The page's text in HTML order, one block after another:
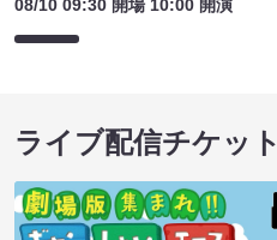
08/10 09:30 開場 10:00 開演
ライブ配信チケット